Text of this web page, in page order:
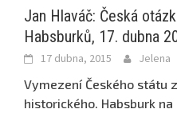
Jan Hlaváč: Česká
Habsburků, 17. dubna
17 dubna, 2015 Jelena
Vymezení Českého státu
historického. Habsburk